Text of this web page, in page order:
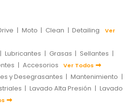
| Moto | Clean | Detailing
Ver
| Lubricantes | Grasas | Sellantes |
| Accesorios Ver Todos
y Desegrasantes | Mantenimiento |
| Lavado Alta Presión | Lavado